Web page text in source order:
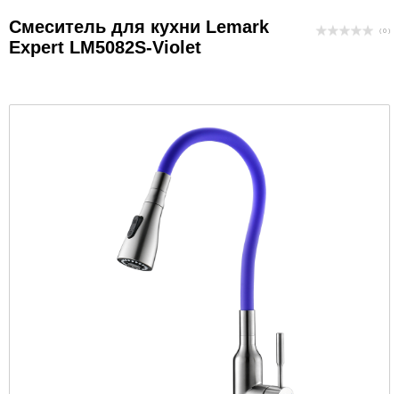
Cмеситель для кухни Lemark
Expert LM5082S-Violet
( 0 )